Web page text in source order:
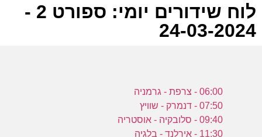
לוח שידורים יומי: ספורט 2 -
24-03-2024
06:00 - צרפת - גרמניה
07:50 - דנמרק - שוויץ
09:40 - סלובקיה - אוסטריה
11:30 - אירלנד - בלגיה